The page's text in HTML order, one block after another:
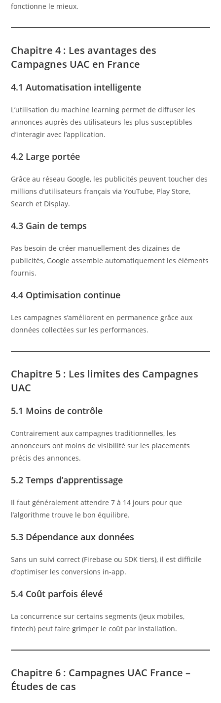
fonctionne le mieux.
Chapitre 4 : Les avantages des
Campagnes UAC en France
4.1 Automatisation intelligente
L’utilisation du machine learning permet de diffuser les
annonces auprès des utilisateurs les plus susceptibles
d’interagir avec l’application.
4.2 Large portée
Grâce au réseau Google, les publicités peuvent toucher des
millions d’utilisateurs français via YouTube, Play Store,
Search et Display.
4.3 Gain de temps
Pas besoin de créer manuellement des dizaines de
publicités, Google assemble automatiquement les éléments
fournis.
4.4 Optimisation continue
Les campagnes s’améliorent en permanence grâce aux
données collectées sur les performances.
Chapitre 5 : Les limites des Campagnes
UAC
5.1 Moins de contrôle
Contrairement aux campagnes traditionnelles, les
annonceurs ont moins de visibilité sur les placements
précis des annonces.
5.2 Temps d’apprentissage
Il faut généralement attendre 7 à 14 jours pour que
l’algorithme trouve le bon équilibre.
5.3 Dépendance aux données
Sans un suivi correct (Firebase ou SDK tiers), il est difficile
d’optimiser les conversions in-app.
5.4 Coût parfois élevé
La concurrence sur certains segments (jeux mobiles,
fintech) peut faire grimper le coût par installation.
Chapitre 6 : Campagnes UAC France –
Études de cas